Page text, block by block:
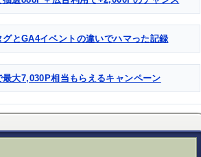
とGA4イベントの違いでハマった記録
大7,030P相当もらえるキャンペーン